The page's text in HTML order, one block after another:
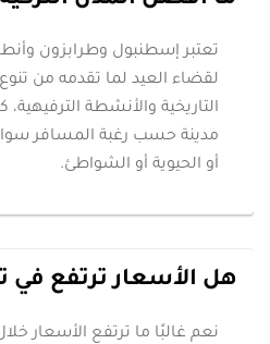
تعتبر إسطنبول وطرابزون
لقضاء العيد لما تقدمه من
التاريخية والأنشطة
مدينة حسب رغبة المسافر
أو الحيوية أو الشواطئ.
هل الأسعار ترتفع في
نعم غالبًا ما ترتفع الأسعار